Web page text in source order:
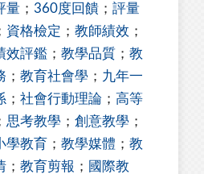
量 ； 360度回饋 ； 評量
資格檢定 ； 教師績效 ；
效評鑑 ； 教學品質 ； 教
； 教育社會學 ； 九年一
； 社會行動理論 ； 高等
思考教學 ； 創意教學 ；
學教育 ； 教學媒體 ； 教
； 教育剪報 ； 國際教